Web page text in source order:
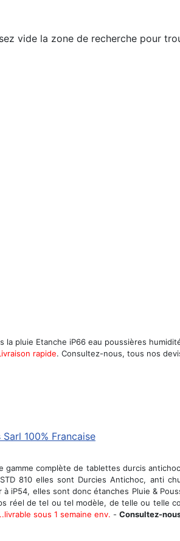
vide la zone de recherche pour
pluie Etanche iP66 eau poussières
rapide. Consultez-nous, tous nos
complète de tablettes durcis
810 elles sont Durcies Antichoc, anti
elles sont donc étanches Pluie &
réel de tel ou tel modèle, de telle ou telle
sous 1 semaine env. - Consultez-